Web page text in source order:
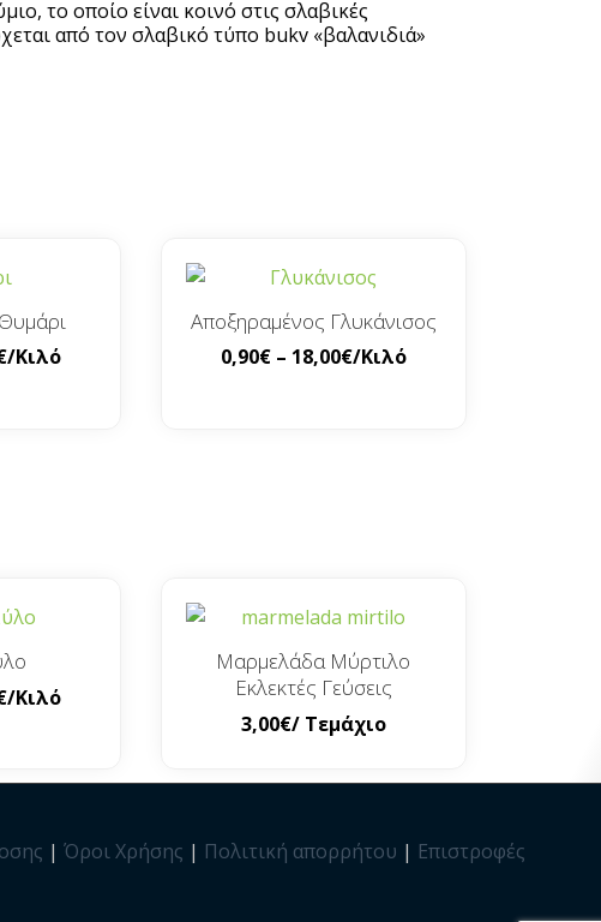
το οποίο είναι κοινό στις σλαβικές
από τον σλαβικό τύπο bukv «βαλανιδιά»
/Κιλό
Αποξηραμένος Γλυκάνισος
0,90€ – 18,00€/Κιλό
/Κιλό
Μαρμελάδα Μύρτιλο
Εκλεκτές Γεύσεις
3,00€/ Τεμάχιο
| Όροι Χρήσης | Πολιτική απορρήτου | Επιστροφές